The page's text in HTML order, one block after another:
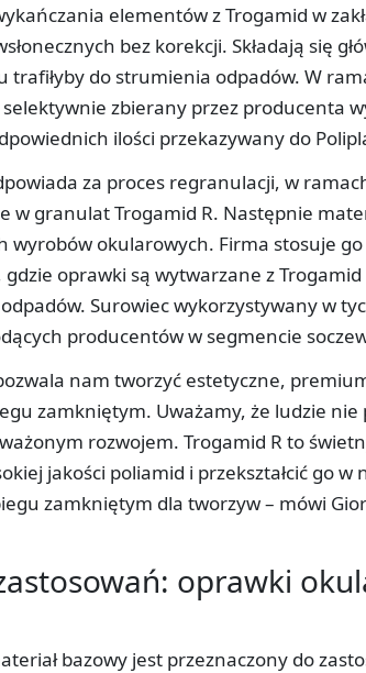
elementów z Trogamid w
bez korekcji. Składają się
trafiłyby do strumienia odpadów. W
zbierany przez producenta
ilości przekazywany do
za proces regranulacji, w
w granulat Trogamid R. Następnie
wyrobów okularowych. Firma stosuje
oprawki są wytwarzane z Trogamid
Surowiec wykorzystywany w
producentów w segmencie
nam tworzyć estetyczne,
zamkniętym. Uważamy, że ludzie
rozwojem. Trogamid R to
jakości poliamid i przekształcić go
zamkniętym dla tworzyw – mówi
oprawki
bazowy jest przeznaczony do